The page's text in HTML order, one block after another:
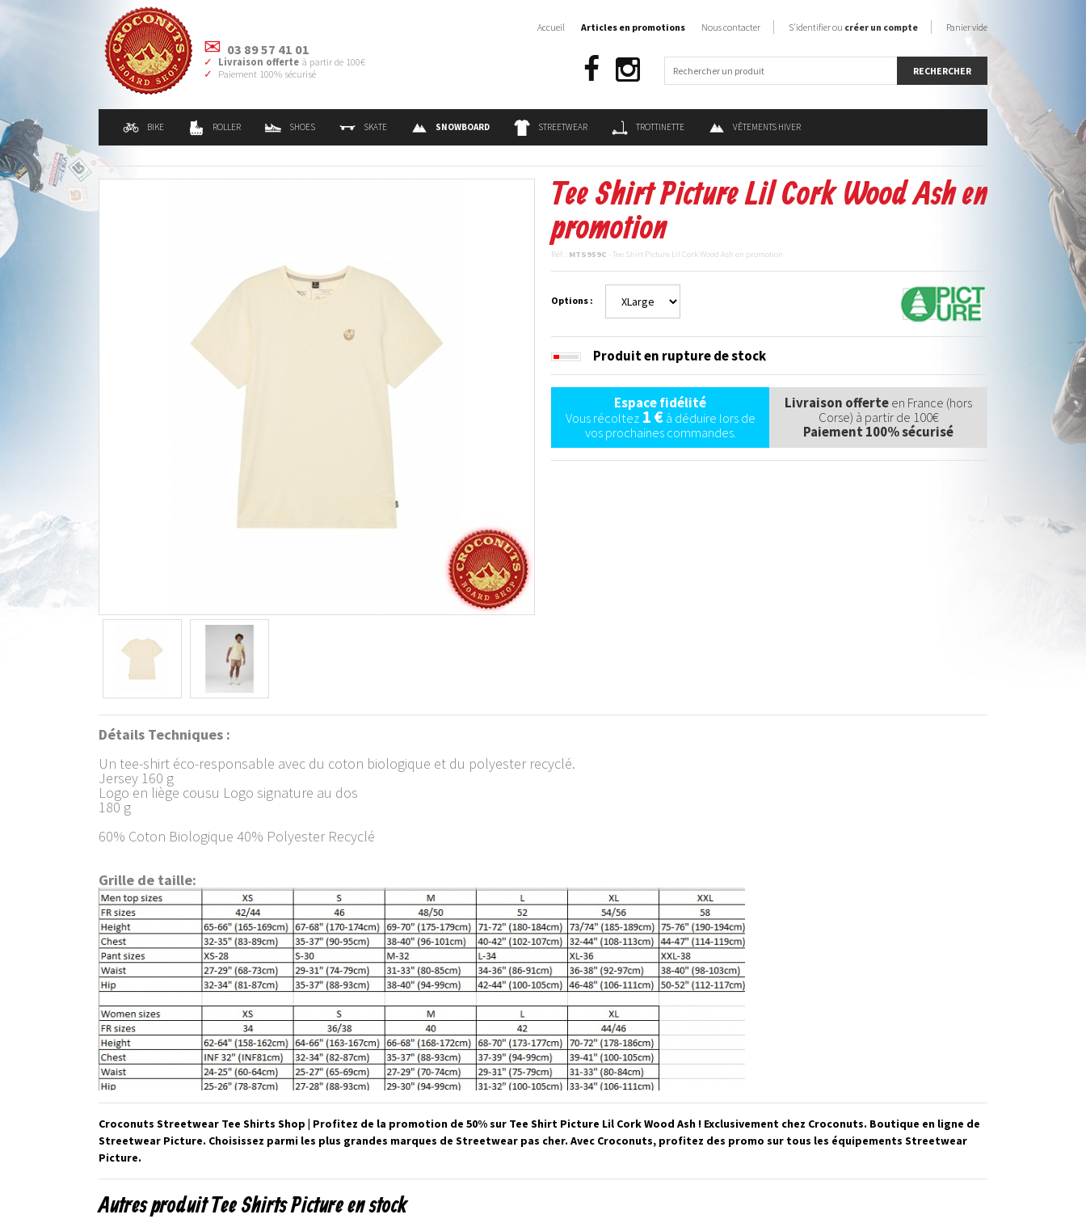
03 89 57 41 01
Livraison offerte à partir de 100€
Paiement 100% sécurisé
BIKE ROLLER SHOES SKATE SNOWBOARD STREETWEAR TROTTINETTE VÊTEMENTS HIVER
Accueil Articles en promotions Nous contacter S'identifier ou créer un compte Panier vide
Tee Shirt Picture Lil Cork Wood Ash en
promotion
Réf. : MTS959C - Tee Shirt Picture Lil Cork Wood Ash en promotion
Options :
Produit en rupture de stock
Espace fidélité
Vous récoltez 1 €à déduire lors de
vos prochaines commandes.
Livraison offerteen France (hors
Corse) à partir de 100€
Paiement 100% sécurisé
Détails Techniques :
Un tee-shirt éco-responsable avec du coton biologique et du polyester recyclé.
Jersey 160 g
Logo en liège cousu Logo signature au dos
180 g
60% Coton Biologique 40% Polyester Recyclé
Grille de taille:
Croconuts Streetwear Tee Shirts Shop | Profitez de la promotion de 50% sur Tee Shirt Picture Lil Cork Wood Ash ! Exclusivement chez Croconuts. Boutique en ligne de
Streetwear Picture. Choisissez parmi les plus grandes marques de Streetwear pas cher. Avec Croconuts, profitez des promo sur tous les équipements Streetwear
Picture.
Autres produit Tee Shirts Picture en stock